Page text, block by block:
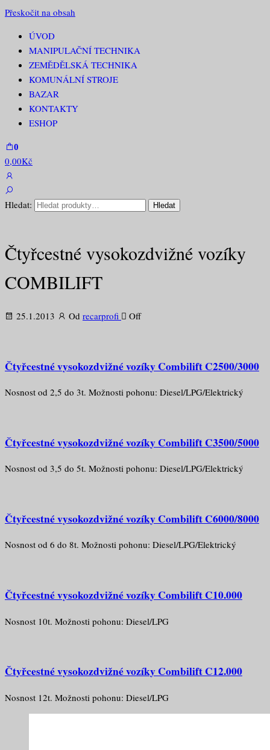
Přeskočit na obsah
RECAR PROFI
ÚVOD
MANIPULAČNÍ TECHNIKA
ZEMĚDĚLSKÁ TECHNIKA
KOMUNÁLNÍ STROJE
BAZAR
KONTAKTY
ESHOP
0
0,00Kč
Hledat: Hledat
Čtyřcestné vysokozdvižné vozíky
COMBILIFT
25.1.2013 Od recarprofi Off
Čtyřcestné vysokozdvižné vozíky Combilift C2500/3000
Nosnost od 2,5 do 3t. Možnosti pohonu: Diesel/LPG/Elektrický
Čtyřcestné vysokozdvižné vozíky Combilift C3500/5000
Nosnost od 3,5 do 5t. Možnosti pohonu: Diesel/LPG/Elektrický
Čtyřcestné vysokozdvižné vozíky Combilift C6000/8000
Nosnost od 6 do 8t. Možnosti pohonu: Diesel/LPG/Elektrický
Čtyřcestné vysokozdvižné vozíky Combilift C10.000
Nosnost 10t. Možnosti pohonu: Diesel/LPG
Čtyřcestné vysokozdvižné vozíky Combilift C12.000
Nosnost 12t. Možnosti pohonu: Diesel/LPG